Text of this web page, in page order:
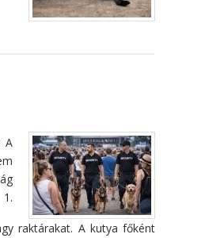
A
raktárakat. A kutya főként